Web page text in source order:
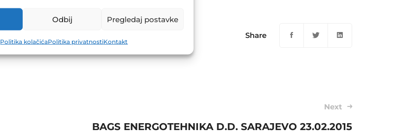
Odbij Pregledaj postavke
Politika kolačićaPolitika privatnostiKontakt
Share
Next
BAGS ENERGOTEHNIKA D.D. SARAJEVO 23.02.2015